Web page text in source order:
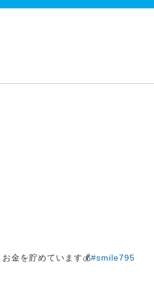
金を貯めています💰#smile795